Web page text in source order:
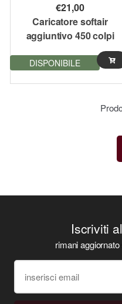
€21,00
Caricatore softair
aggiuntivo 450 colpi
serie Thompson Snow
Wolf
DISPONIBILE
Iscriviti
rimani